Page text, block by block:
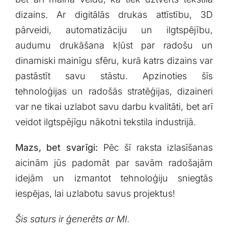
‍dizains. Ar digitālās drukas attīstību, 3D
pārveidi, automatizāciju un ilgtspējību,⁢
audumu⁢ drukāšana kļūst par‍ radošu ⁣un
dinamiski mainīgu sfēru, kurā katrs ⁤dizains‍ var
pastāstīt savu stāstu. Apzinoties šīs
tehnoloģijas un radošās stratēģijas, dizaineri
var ne ‍tikai⁣ uzlabot​ savu darbu kvalitāti, bet arī
veidot ilgtspējīgu nākotni tekstila⁤ industrijā.
Mazs, bet svarīgi: Pēc šī raksta izlasīšanas
aicinām jūs padomāt par savām ⁣radošajām
idejām ⁢un ⁤izmantot tehnoloģiju sniegtās
iespējas, lai uzlabotu savus projektus!
Šis⁤ saturs ir ⁤ģenerēts‌ ar MI.